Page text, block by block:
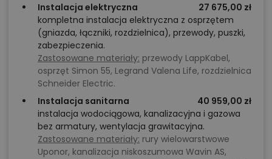
Instalacja elektryczna
27 675,00 zł
kompletna instalacja elektryczna z osprzętem
(gniazda, łączniki, rozdzielnica), przewody, puszki,
zabezpieczenia.
Zastosowane materiały: przewody LappKabel,
osprzęt Simon 55, Legrand Valena Life, rozdzielnica
Schneider Electric.
Instalacja sanitarna
40 959,00 zł
instalacja wodociągowa, kanalizacyjna i gazowa
bez armatury, wentylacja grawitacyjna.
Zastosowane materiały: rury wielowarstwowe
Uponor, kanalizacja niskoszumowa Wavin AS,